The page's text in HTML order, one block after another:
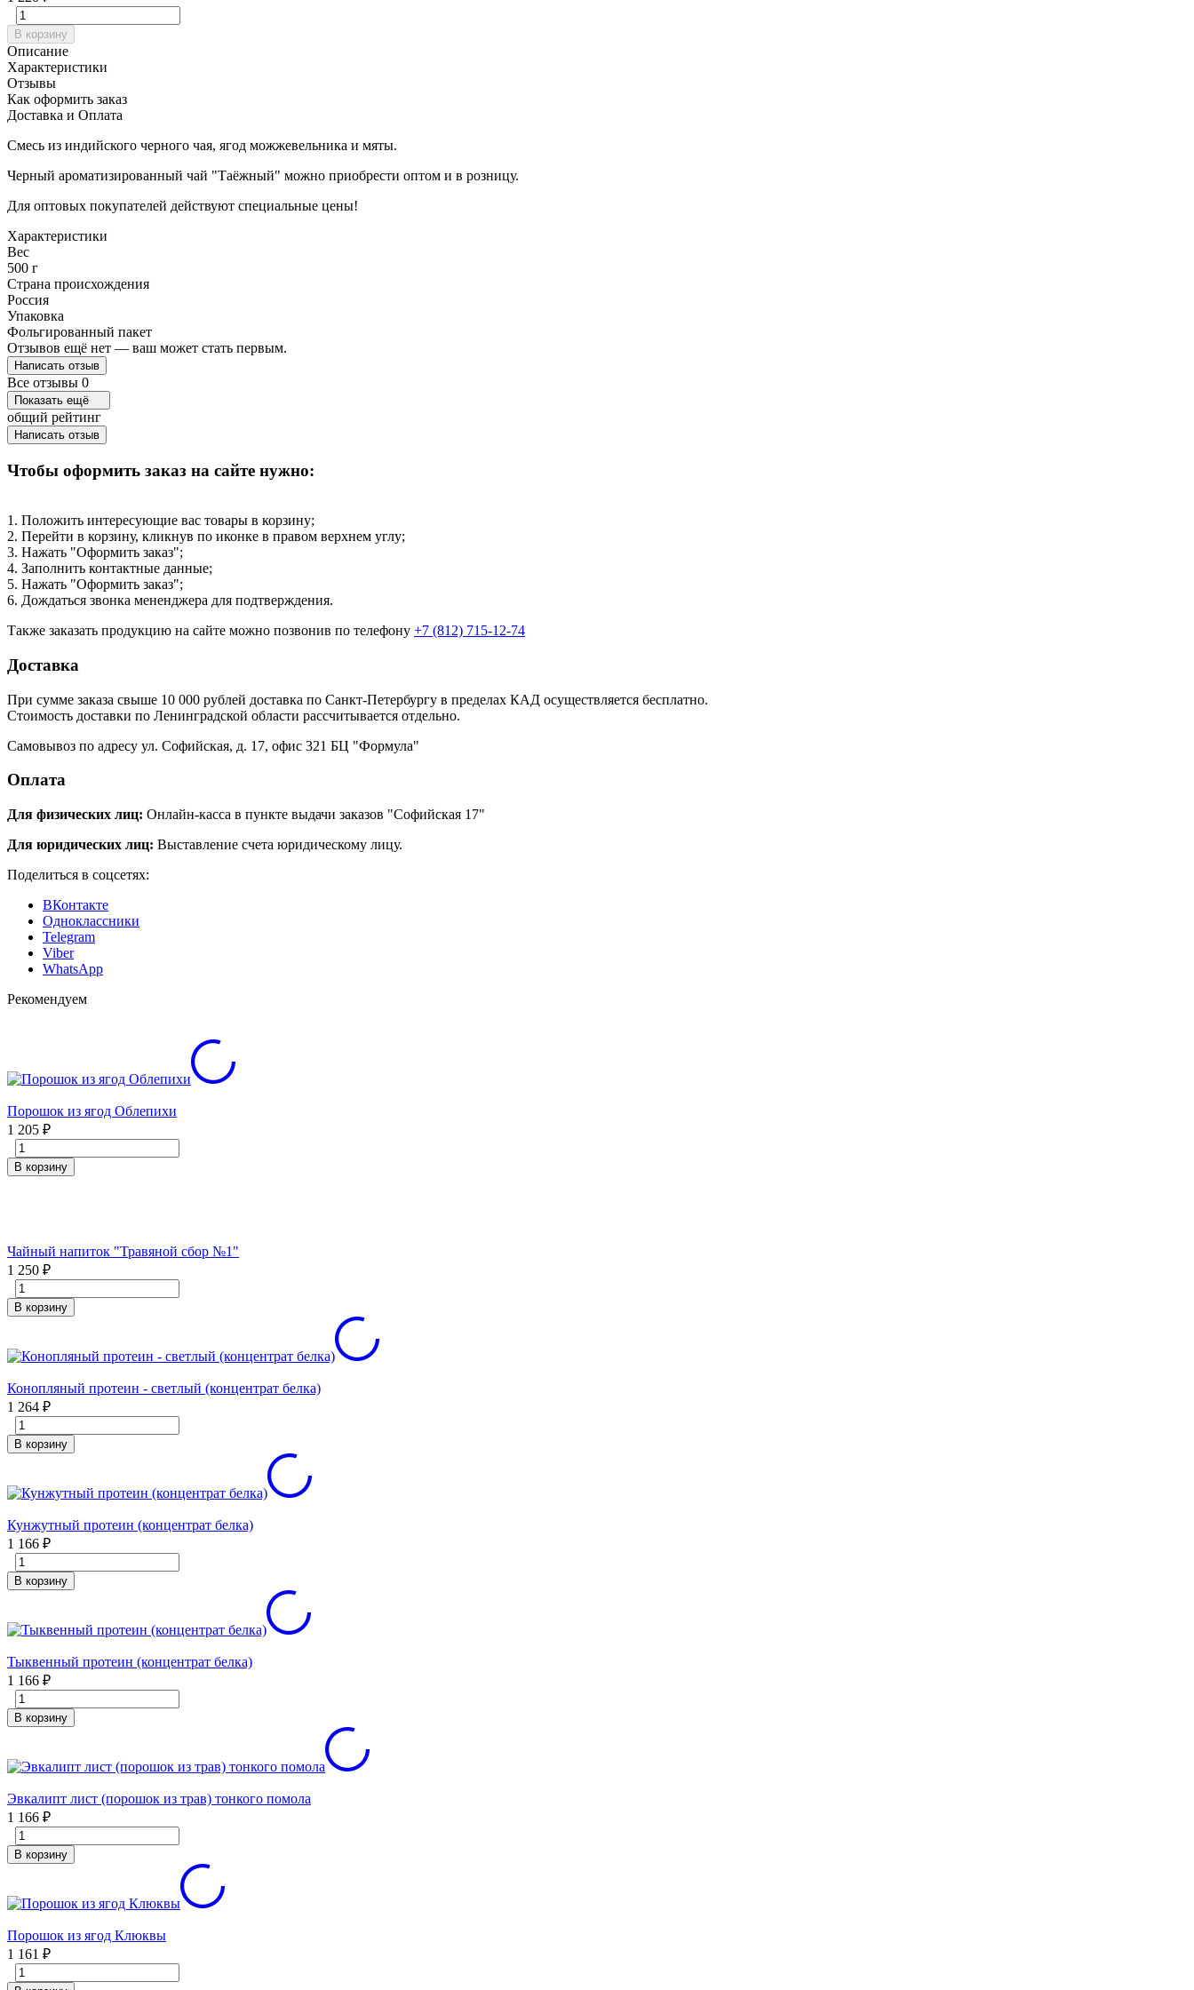
В корзину
Описание
Характеристики
Отзывы
Как оформить заказ
Доставка и Оплата
Смесь из индийского черного чая, ягод можжевельника и мяты.
Черный ароматизированный чай "Таёжный" можно приобрести оптом и в розницу.
Для оптовых покупателей действуют специальные цены!
Характеристики
Вес
500 г
Страна происхождения
Россия
Упаковка
Фольгированный пакет
Отзывов ещё нет — ваш может стать первым.
Написать отзыв
Все отзывы 0
Показать ещё
общий рейтинг
Написать отзыв
Чтобы оформить заказ на сайте нужно:
1. Положить интересующие вас товары в корзину;
2. Перейти в корзину, кликнув по иконке в правом верхнем углу;
3. Нажать "Оформить заказ";
4. Заполнить контактные данные;
5. Нажать "Оформить заказ";
6. Дождаться звонка мененджера для подтверждения.
Также заказать продукцию на сайте можно позвонив по телефону +7 (812) 715-12-74
Доставка
При сумме заказа свыше 10 000 рублей доставка по Санкт-Петербургу в пределах КАД осуществляется бесплатно.
Стоимость доставки по Ленинградской области рассчитывается отдельно.
Самовывоз по адресу ул. Софийская, д. 17, офис 321 БЦ "Формула"
Оплата
Для физических лиц: Онлайн-касса в пункте выдачи заказов "Софийская 17"
Для юридических лиц: Выставление счета юридическому лицу.
Поделиться в соцсетях:
ВКонтакте
Одноклассники
Telegram
Viber
WhatsApp
Рекомендуем
Порошок из ягод Облепихи
1 205 ₽
В корзину
Чайный напиток "Травяной сбор №1"
1 250 ₽
В корзину
Конопляный протеин - светлый (концентрат белка)
1 264 ₽
В корзину
Кунжутный протеин (концентрат белка)
1 166 ₽
В корзину
Тыквенный протеин (концентрат белка)
1 166 ₽
В корзину
Эвкалипт лист (порошок из трав) тонкого помола
1 166 ₽
В корзину
Порошок из ягод Клюквы
1 161
₽